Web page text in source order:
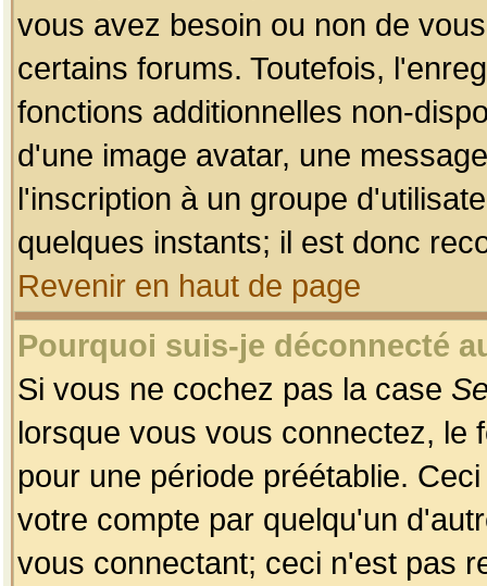
vous avez besoin ou non de
certains forums. Toutefois,
fonctions additionnelles non-
d'une image avatar, une
l'inscription à un groupe
quelques instants; il est donc
Revenir en haut de page
Pourquoi suis-je déconnecté
Si vous ne cochez pas la case
lorsque vous vous connectez, le
pour une période préétablie.
votre compte par quelqu'un
vous connectant; ceci n'est pas